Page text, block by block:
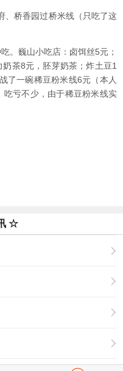
、桥香园过桥米线（只吃了这
。巍山小吃店：卤饵丝5元；
茶8元，胚芽奶茶；炸土豆1
了一碗稀豆粉米线6元（本人
亏不少，由于稀豆粉米线实
☆